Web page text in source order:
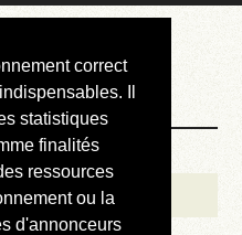
correct
Il
statistiques
finalités
ressources
ou la
d'annonceurs